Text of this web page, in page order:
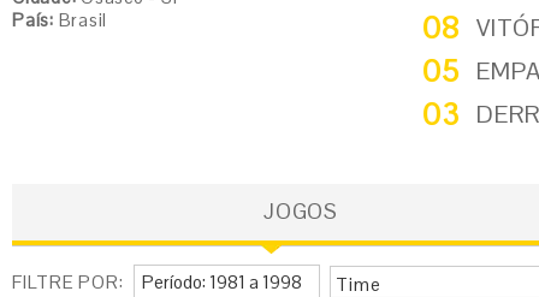
País: Brasil 08
05
03
JOGOS
FILTRE POR: Time